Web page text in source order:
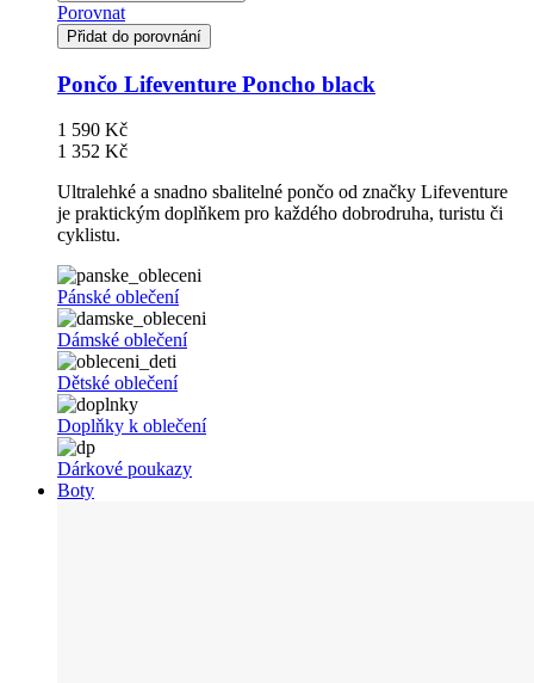
Porovnat
Přidat do porovnání
Pončo Lifeventure Poncho black
1 590 Kč
1 352 Kč
Ultralehké a snadno sbalitelné pončo od značky Lifeventure
je praktickým doplňkem pro každého dobrodruha, turistu či
cyklistu.
Pánské oblečení
Dámské oblečení
Dětské oblečení
Doplňky k oblečení
Dárkové poukazy
Boty